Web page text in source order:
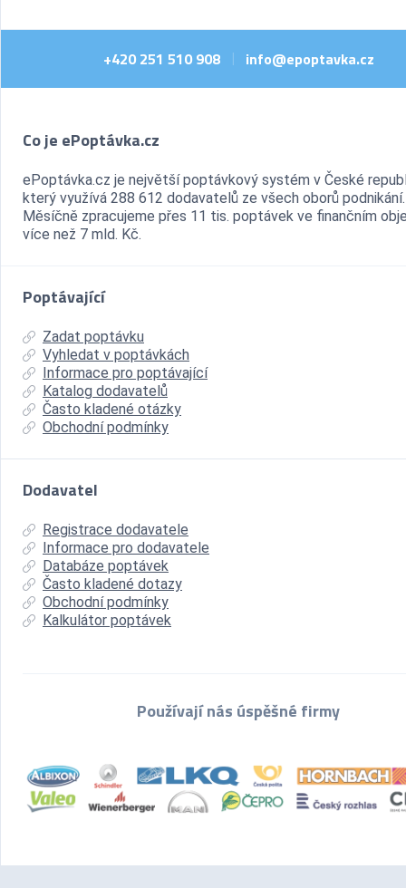
+420 251 510 908 | info@epoptavka.cz
Co je ePoptávka.cz
ePoptávka.cz je největší poptávkový systém v České
který využívá 288 612 dodavatelů ze všech oborů podnikání.
Měsíčně zpracujeme přes 11 tis. poptávek ve finančním
více než 7 mld. Kč.
Poptávající
Zadat poptávku
Vyhledat v poptávkách
Informace pro poptávající
Katalog dodavatelů
Často kladené otázky
Obchodní podmínky
Dodavatel
Registrace dodavatele
Informace pro dodavatele
Databáze poptávek
Často kladené dotazy
Obchodní podmínky
Kalkulátor poptávek
Používají nás úspěšné firmy